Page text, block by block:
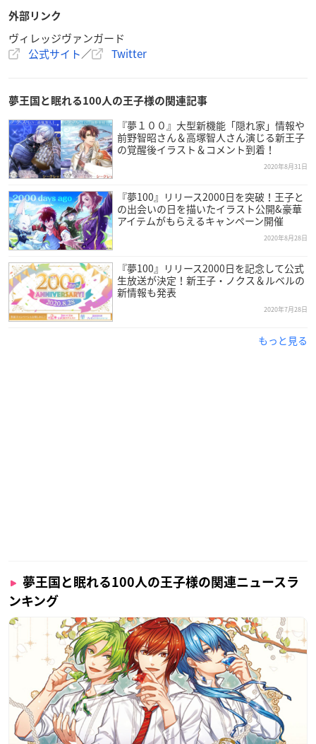
外部リンク
ヴィレッジヴァンガード
公式サイト／ Twitter
夢王国と眠れる100人の王子様の関連記事
『夢１００』大型新機能「隠れ家」情報や
前野智昭さん＆高塚智人さん演じる新王子
の覚醒後イラスト＆コメント到着！
2020年8月31日
『夢100』リリース2000日を突破！王子と
の出会いの日を描いたイラスト公開&豪華
アイテムがもらえるキャンペーン開催
2020年8月28日
『夢100』リリース2000日を記念して公式
生放送が決定！新王子・ノクス＆ルベルの
新情報も発表
2020年7月28日
もっと見る
夢王国と眠れる100人の王子様の関連ニュースラ
ンキング